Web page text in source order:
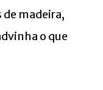
madeira,
o que